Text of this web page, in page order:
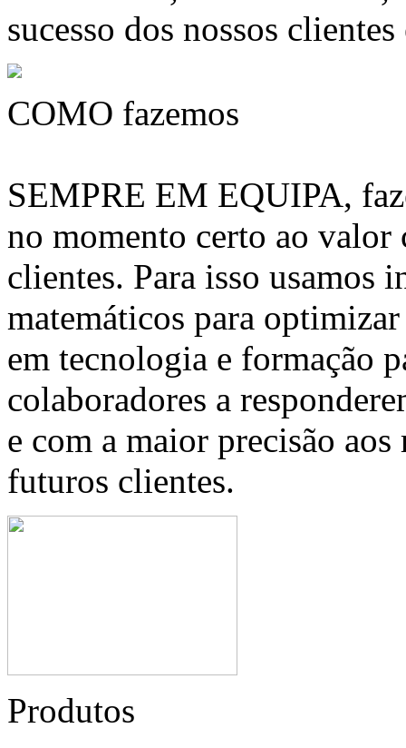
sucesso dos nossos
COMO fazemos
SEMPRE EM EQUIPA,
no momento certo ao valor
clientes. Para isso usamos
matemáticos para
em tecnologia e formação
colaboradores a
e com a maior precisão
futuros clientes.
Produtos